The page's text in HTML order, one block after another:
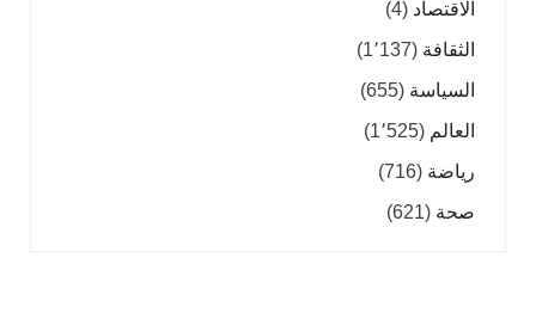
الاقتصاد (4)
الثقافة (1٬137)
السياسة (655)
العالم (1٬525)
رياضة (716)
صحة (621)